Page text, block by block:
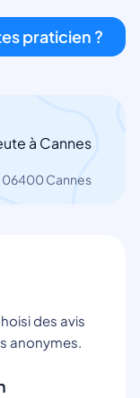
praticien ?
à Cannes
06400 Cannes
des avis
anonymes.